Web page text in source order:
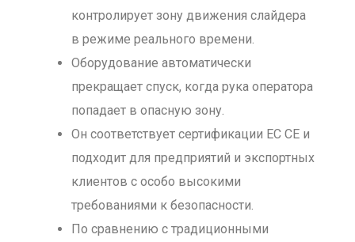
контролирует зону движения слайдера
в режиме реального времени.
Оборудование автоматически
прекращает спуск, когда рука оператора
попадает в опасную зону.
Он соответствует сертификации ЕС CE и
подходит для предприятий и экспортных
клиентов с особо высокими
требованиями к безопасности.
По сравнению с традиционными